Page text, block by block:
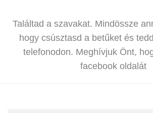
Találtad a szavakat. Mindössze
hogy csúsztasd a betűket és
telefonodon. Meghívjuk Önt,
facebook oldalát